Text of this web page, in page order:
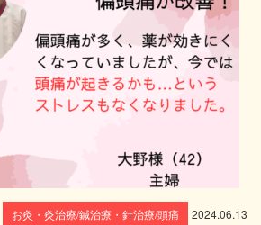
お灸・灸治療/鍼治療・針治療/頭痛 2024.06.13